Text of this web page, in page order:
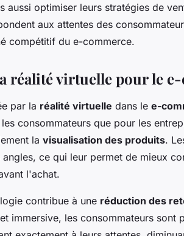
aussi optimiser leurs stratégies de
aux attentes des
compétitif du e-commerce.
réalité virtuelle pour le
par la réalité virtuelle dans le e-
consommateurs que pour les
la visualisation des produits.
ce qui leur permet de mieux
l'achat.
contribue à une réduction des
immersive, les consommateurs sont